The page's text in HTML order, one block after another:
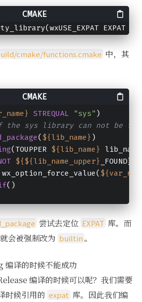
EXPAT
cmake/functions.cmake 中，其
STREQUAL "sys" )
the sys library can not be
( ${lib_name} )
(TOUPPER ${lib_name}
${${lib_name_upper} _FOUND})
()
尝试去定位 EXPAT 库。而
会被强制改为 builtin。
编译的时候不能成功
编译的时候可以呢？我们需要
时候引用的 expat 库。因此我们编